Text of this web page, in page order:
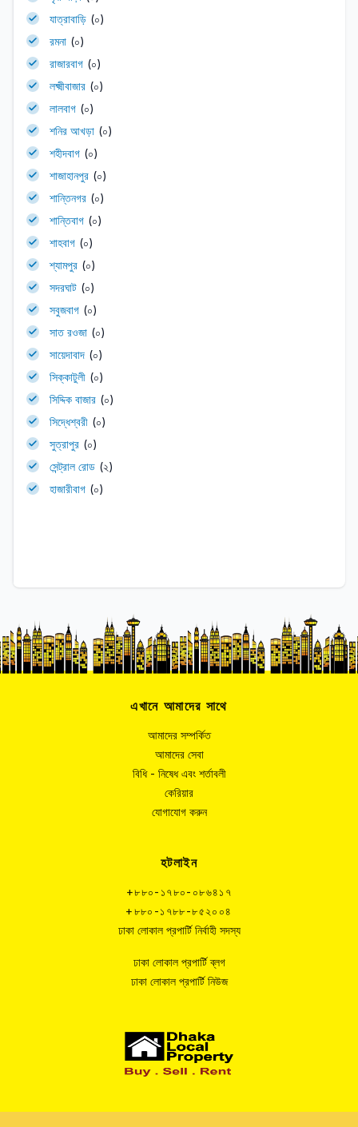
যাত্রাবাড়ি (০)
রমনা (০)
রাজারবাগ (০)
লক্ষ্মীবাজার (০)
লালবাগ (০)
শনির আখড়া (০)
শহীদবাগ (০)
শাজাহানপুর (০)
শান্তিনগর (০)
শান্তিবাগ (০)
শাহবাগ (০)
শ্যামপুর (০)
সদরঘাট (০)
সবুজবাগ (০)
সাত রওজা (০)
সায়েদাবাদ (০)
সিক্কাটুলী (০)
সিদ্দিক বাজার (০)
সিদ্ধেশ্বরী (০)
সুত্রাপুর (০)
সেন্ট্রাল রোড (২)
হাজারীবাগ (০)
এখানে আমাদের সাথে
আমাদের সম্পর্কিত
আমাদের সেবা
বিধি - নিষেধ এবং শর্তাবলী
কেরিয়ার
যোগাযোগ করুন
হটলাইন
+৮৮০-১৭৮০-০৮৬৪১৭
+৮৮০-১৭৮৮-৮৫২০০৪
ঢাকা লোকাল প্রপার্টি নির্বাহী সদস্য
ঢাকা লোকাল প্রপার্টি ব্লগ
ঢাকা লোকাল প্রপার্টি নিউজ